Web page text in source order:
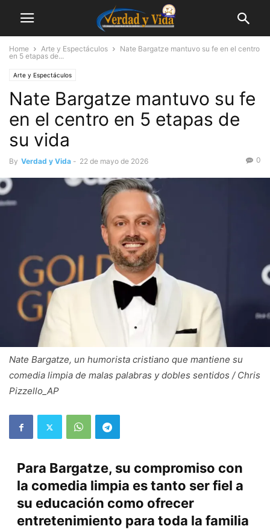
Home Arte y Espectáculos
Nate Bargatze mantuvo su fe en el centro
en 5 etapas de...
Arte y Espectáculos
Nate Bargatze mantuvo su fe
en el centro en 5 etapas de
su vida
By Verdad y Vida - 22 de mayo de 2026 0
Nate Bargatze, un humorista cristiano que mantiene su
comedia limpia de malas palabras y dobles sentidos / Chris
Pizzello_AP
Para Bargatze, su compromiso con
la comedia limpia es tanto ser fiel a
su educación como ofrecer
entretenimiento para toda la familia